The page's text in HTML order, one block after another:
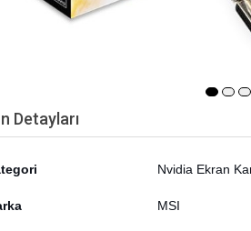
Detayları
Nvidia Ekran
MSI